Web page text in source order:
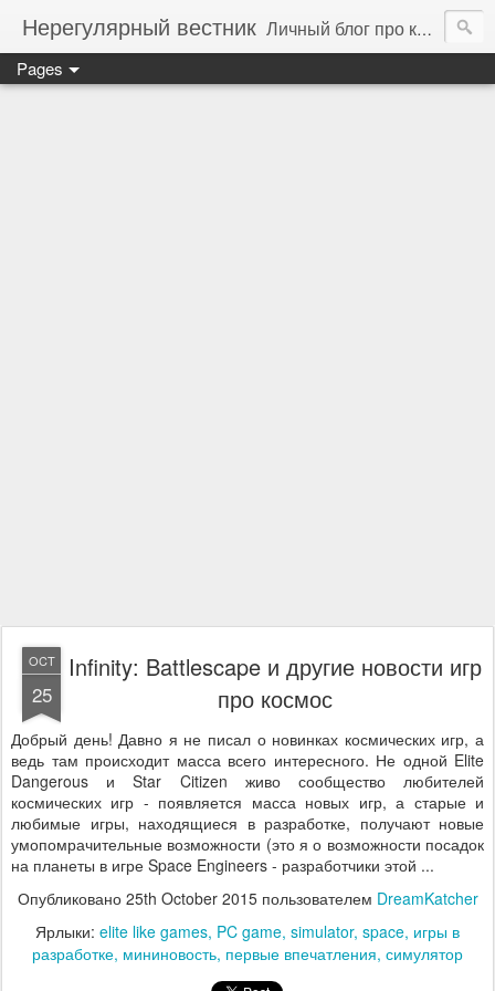
Нерегулярный вестник Личный блог про компьютеры, технологии и программирование
Pages
OCT
25
Infinity: Battlescape и другие новости игр
про космос
Добрый день! Давно я не писал о новинках космических игр, а
ведь там происходит масса всего интересного. Не одной Elite
Dangerous и Star Citizen живо сообщество любителей
космических игр - появляется масса новых игр, а старые и
любимые игры, находящиеся в разработке, получают новые
умопомрачительные возможности (это я о возможности посадок
на планеты в игре Space Engineers - разработчики этой ...
Опубликовано 25th October 2015пользователем DreamKatcher
Ярлыки: elite like games PC game simulator space игры в
разработке мининовость первые впечатления симулятор